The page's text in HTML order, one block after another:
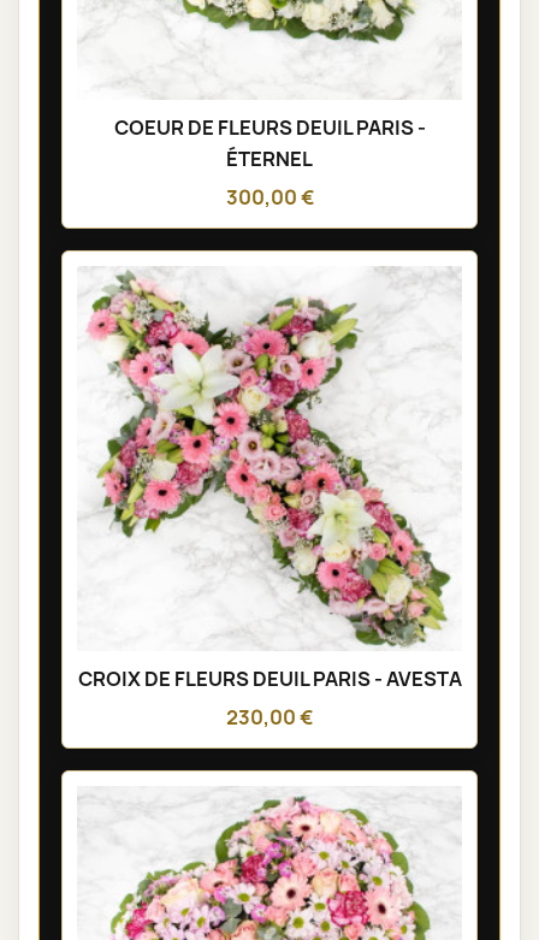
COEUR DE FLEURS DEUIL PARIS -
ÉTERNEL
300,00 €
CROIX DE FLEURS DEUIL PARIS - AVESTA
230,00 €